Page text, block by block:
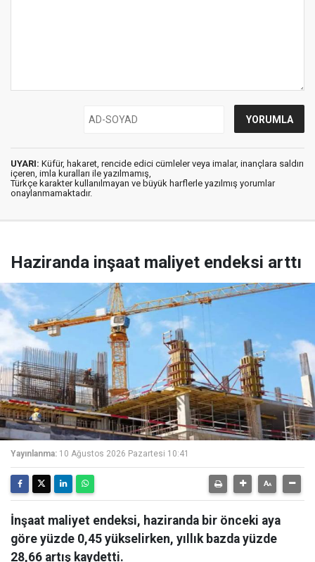
UYARI: Küfür, hakaret, rencide edici cümleler veya imalar, inançlara saldırı
içeren, imla kuralları ile yazılmamış,
Türkçe karakter kullanılmayan ve büyük harflerle yazılmış yorumlar
onaylanmamaktadır.
Haziranda inşaat maliyet endeksi arttı
Yayınlanma: 10 Ağustos 2026 Pazartesi 10:41
İnşaat maliyet endeksi, haziranda bir önceki aya
göre yüzde 0,45 yükselirken, yıllık bazda yüzde
28,66 artış kaydetti.